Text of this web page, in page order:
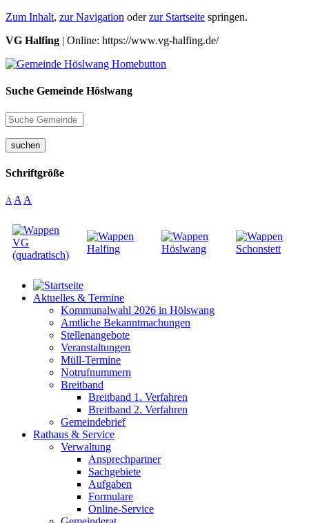
Zum Inhalt, zur Navigation oderzur Startseite springen.
VG Halfing | Online: https://www.vg-halfing.de/
Suche Gemeinde Höslwang
suchen
Schriftgröße
A A A
Aktuelles & Termine
Kommunalwahl 2026 in Hölswang
Amtliche Bekanntmachungen
Stellenangebote
Veranstaltungen
Müll-Termine
Notrufnummern
Breitband
Breitband 1. Verfahren
Breitband 2. Verfahren
Gemeindebrief
Rathaus & Service
Verwaltung
Ansprechpartner
Sachgebiete
Aufgaben
Formulare
Online-Service